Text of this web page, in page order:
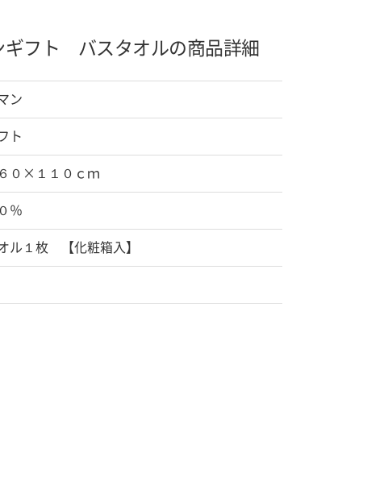
フト バスタオルの商品詳細
ン
ト
０×１１０ｃｍ
％
ル１枚 【化粧箱入】